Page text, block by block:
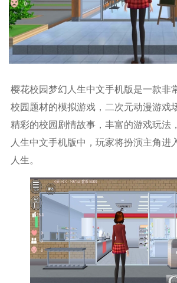
樱花校园梦幻人生中文手机版是一款非
校园题材的模拟游戏，二次元动漫游戏
精彩的校园剧情故事，丰富的游戏玩法
人生中文手机版中，玩家将扮演主角进
人生。